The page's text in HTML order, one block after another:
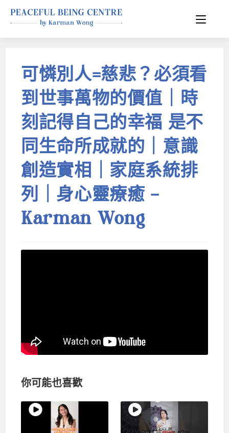
可憐別人=慈悲？必須看
到世事萬物的價值｜時
刻記得自己的幸福 是不
同生命所成就的｜意識
創造實相｜家庭系統排
列｜身心靈療癒 –
Karman Wong
你可能也喜歡